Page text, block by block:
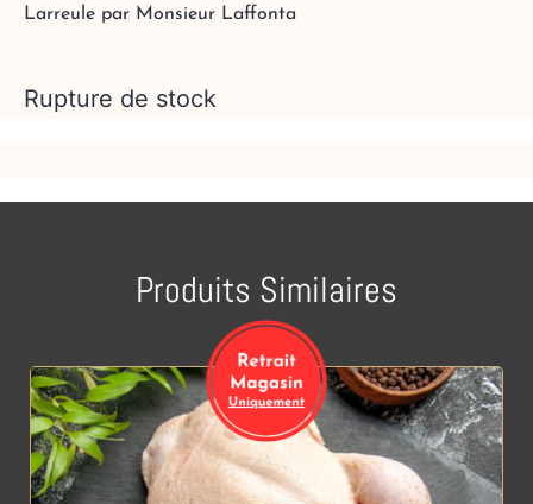
Larreule par Monsieur Laffonta
Rupture de stock
Produits Similaires